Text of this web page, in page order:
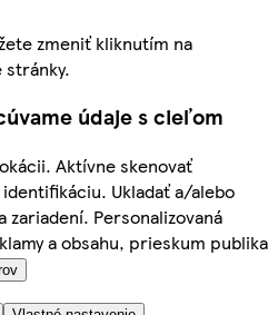
zmeniť kliknutím na
stránky.
údaje s cieľom
Aktívne skenovať
Ukladať a/alebo
Personalizovaná
a obsahu, prieskum publika